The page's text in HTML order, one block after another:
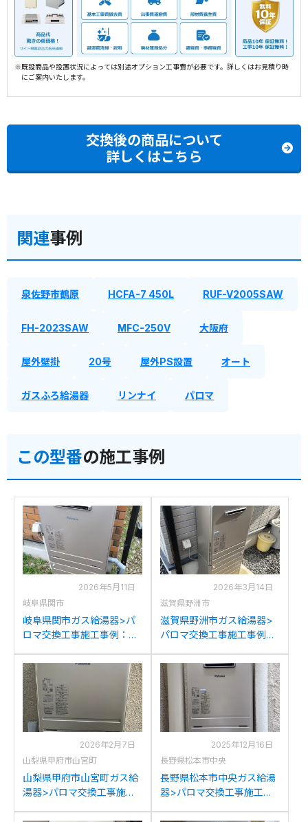
※既設商品や設置状況によっては別途オプション工事費が必要です。詳しくはお見積り時
にご案内いたします。
交換後の商品について
詳しくはこちら
関連事例
泉佐野市鶴原 HCFA-7 450L RUF-V2005SAW
FH-2023SAW MFC-250V 大阪府
屋外壁掛 20号 屋外PS設置 オート
ガスふろ給湯器 リンナイ パロマ
この型番の施工事例
2026年5月11日
岐阜県関市
岐阜県関市ガス給湯器>パ
ロマ交換工事施工事例：リ
らパロマFH-2023SAWへの
交換
2026年3月14日
滋賀県野洲市
滋賀県野洲市ガス給湯器>
パロマ交換工事施工事例：
からパロマFH-2023SAWへ
の交換
2026年2月7日
山梨県甲府市山宮町
山梨県甲府市山宮町ガス給
湯器>パロマ交換工事施工
2025年12月16日
長野県松本市中央
長野県松本市中央ガス給湯
器>パロマ交換工事施工事